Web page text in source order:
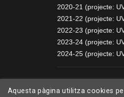
2020-21 (projecte:
2021-22 (projecte:
2022-23 (projecte:
2023-24 (projecte:
2024-25 (projecte:
© 2026 bioApS. Tots els drets
Aquesta pàgina utilitza cookies